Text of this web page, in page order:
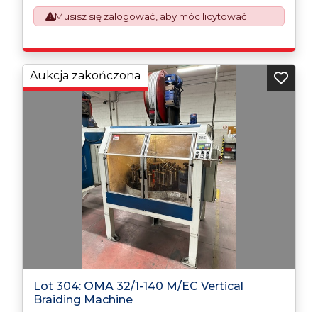
Musisz się zalogować, aby móc licytować
Lot 304: OMA 32/1-140 M/EC Vertical
Braiding Machine
Aukcja zakończona